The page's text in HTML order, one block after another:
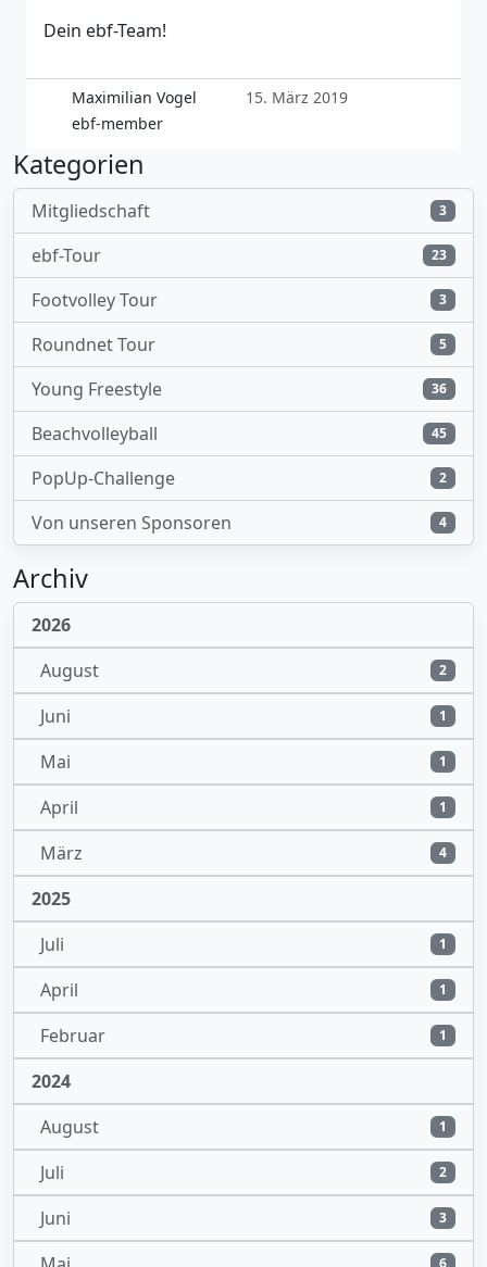
Dein ebf-Team!
Maximilian Vogel
15. März 2019
ebf-member
Kategorien
Mitgliedschaft 3
ebf-Tour 23
Footvolley Tour 3
Roundnet Tour 5
Young Freestyle 36
Beachvolleyball 45
PopUp-Challenge 2
Von unseren Sponsoren 4
Archiv
2026
August
2
Juni 1
Mai 1
April 1
März 4
2025
Juli
1
April 1
Februar 1
2024
August
1
Juli 2
Juni 3
6